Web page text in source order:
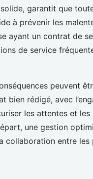
garantit que
à prévenir les
ayant un contrat de
de service
peuvent
bien rédigé, avec
les attentes et les
une gestion
collaboration entre les